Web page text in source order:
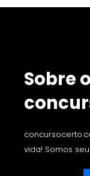
Sobre o
vida! Somos